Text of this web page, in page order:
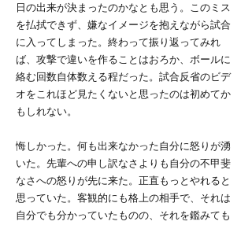
日の出来が決まったのかなとも思う。このミス
を払拭できず、嫌なイメージを抱えながら試合
に入ってしまった。終わって振り返ってみれ
ば、攻撃で違いを作ることはおろか、ボールに
絡む回数自体数える程だった。試合反省のビデ
オをこれほど見たくないと思ったのは初めてか
もしれない。
悔しかった。何も出来なかった自分に怒りが湧
いた。先輩への申し訳なさよりも自分の不甲斐
なさへの怒りが先に来た。正直もっとやれると
思っていた。客観的にも格上の相手で、それは
自分でも分かっていたものの、それを鑑みても